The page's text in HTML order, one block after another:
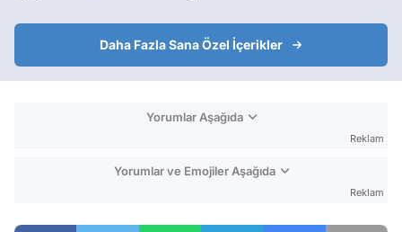
Daha Fazla Sana Özel İçerikler
Yorumlar Aşağıda
Reklam
Yorumlar ve Emojiler Aşağıda
Reklam